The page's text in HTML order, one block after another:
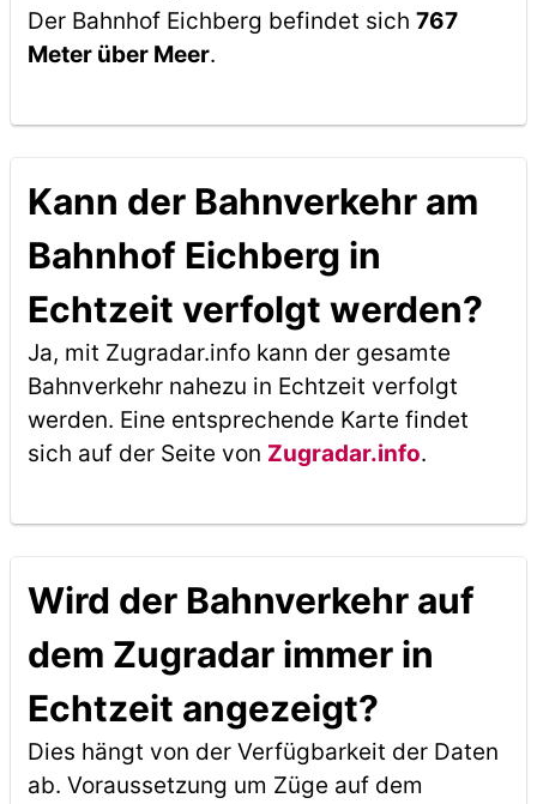
Der Bahnhof Eichberg befindet sich 767
Meter über Meer.
Kann der Bahnverkehr am
Bahnhof Eichberg in
Echtzeit verfolgt werden?
Ja, mit Zugradar.info kann der gesamte
Bahnverkehr nahezu in Echtzeit verfolgt
werden. Eine entsprechende Karte findet
sich auf der Seite von Zugradar.info.
Wird der Bahnverkehr auf
dem Zugradar immer in
Echtzeit angezeigt?
Dies hängt von der Verfügbarkeit der Daten
ab. Voraussetzung um Züge auf dem